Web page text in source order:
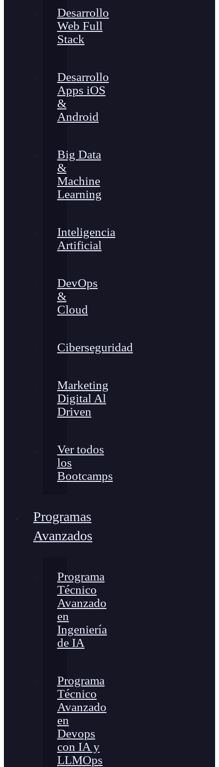
Desarrollo
Web Full
Stack
Desarrollo
Apps iOS
&
Android
Big Data
&
Machine
Learning
Inteligencia
Artificial
DevOps
&
Cloud
Ciberseguridad
Marketing
Digital Al
Driven
Ver todos
los
Bootcamps
Programas
Avanzados
Programa
Técnico
Avanzado
en
Ingeniería
de IA
Programa
Técnico
Avanzado
en
Devops
con IA y
LLMOps